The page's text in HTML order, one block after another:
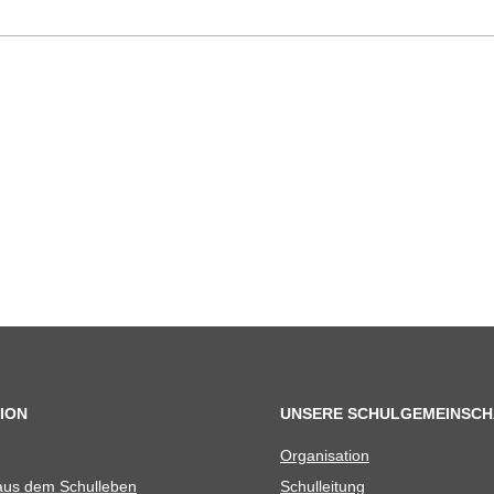
dem Schulleben
UNSERE
Orga­ni­sa­tion
Schul­lei­tung